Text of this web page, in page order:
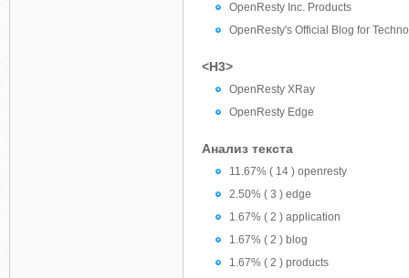
OpenResty Inc. Products
OpenResty's Official Blog for
<H3>
OpenResty XRay
OpenResty Edge
Анализ текста
11.67% ( 14 ) openresty
2.50% ( 3 ) edge
1.67% ( 2 ) application
1.67% ( 2 ) blog
1.67% ( 2 ) products